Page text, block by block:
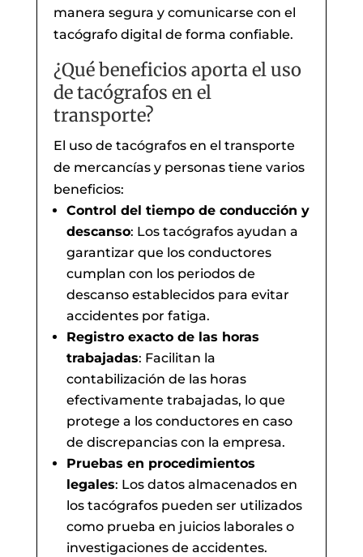
manera segura y comunicarse con el
tacógrafo digital de forma confiable.
¿Qué beneficios aporta el uso
de tacógrafos en el
transporte?
El uso de tacógrafos en el transporte
de mercancías y personas tiene varios
beneficios:
Control del tiempo de conducción y
descanso: Los tacógrafos ayudan a
garantizar que los conductores
cumplan con los periodos de
descanso establecidos para evitar
accidentes por fatiga.
Registro exacto de las horas
trabajadas: Facilitan la
contabilización de las horas
efectivamente trabajadas, lo que
protege a los conductores en caso
de discrepancias con la empresa.
Pruebas en procedimientos
legales: Los datos almacenados en
los tacógrafos pueden ser utilizados
como prueba en juicios laborales o
investigaciones de accidentes.